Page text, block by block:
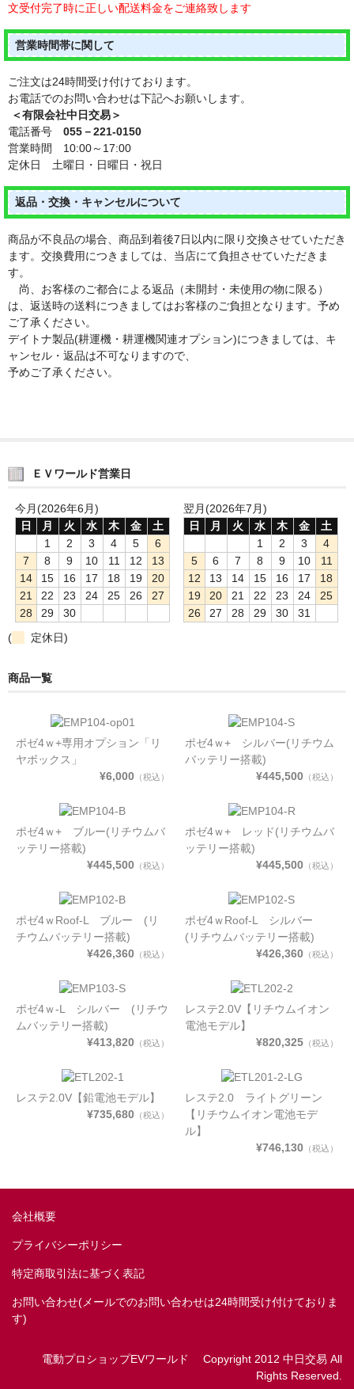
文受付完了時に正しい配送料金をご連絡致します
営業時間帯に関して
ご注文は24時間受け付けております。
お電話でのお問い合わせは下記へお願いします。
＜有限会社中日交易＞
電話番号 055－221-0150
営業時間 10:00～17:00
定休日 土曜日・日曜日・祝日
返品・交換・キャンセルについて
商品が不良品の場合、商品到着後7日以内に限り交換させていただき
ます。交換費用につきましては、当店にて負担させていただきま
す。
尚、お客様のご都合による返品（未開封・未使用の物に限る）
は、返送時の送料につきましてはお客様のご負担となります。予め
ご了承ください。
デイトナ製品(耕運機・耕運機関連オプション)につきましては、キ
ャンセル・返品は不可なりますので、
予めご了承ください。
ＥＶワールド営業日
今月(2026年6月)
日
月 火 水 木 金
土
1
2 3 4 5
6
7
8 9 10 11 12
13
14
15 16 17 18 19
20
21
22 23 24 25 26
27
28
29 30
翌月(2026年7月)
日
月 火 水 木 金
土
1
2 3
4
5
6 7 8 9 10
11
12
13 14 15 16 17
18
19
20 21 22 23 24
25
26
27 28 29 30
31
(
定休日)
商品一覧
ポゼ4ｗ+専用オプション「リ
ヤボックス」
¥6,000 （税込）
ポゼ4ｗ+ シルバー(リチウム
バッテリー搭載)
¥445,500 （税込）
ポゼ4ｗ+ ブルー(リチウムバ
ッテリー搭載)
¥445,500 （税込）
ポゼ4ｗ+ レッド(リチウムバ
ッテリー搭載)
¥445,500 （税込）
ポゼ4ｗRoof-L ブルー (リ
チウムバッテリー搭載)
¥426,360 （税込）
ポゼ4ｗRoof-L シルバー
(リチウムバッテリー搭載)
¥426,360 （税込）
ポゼ4ｗ-L シルバー (リチウ
ムバッテリー搭載)
¥413,820 （税込）
レステ2.0V【リチウムイオン
電池モデル】
¥820,325 （税込）
レステ2.0V【鉛電池モデル】
¥735,680 （税込）
レステ2.0 ライトグリーン
【リチウムイオン電池モデ
ル】
¥746,130 （税込）
会社概要
プライバシーポリシー
特定商取引法に基づく表記
お問い合わせ(メールでのお問い合わせは24時間受け付けておりま
す)
電動プロショップEVワールド Copyright 2012 中日交易 All
Rights Reserved.